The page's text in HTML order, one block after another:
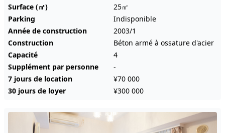
Surface (㎡)
25㎡
Parking
Indisponible
Année de construction
2003/1
Construction
Béton armé à ossature d'acier
Capacité
4
Supplément par personne
-
7 jours de location
¥70 000
30 jours de loyer
¥300 000